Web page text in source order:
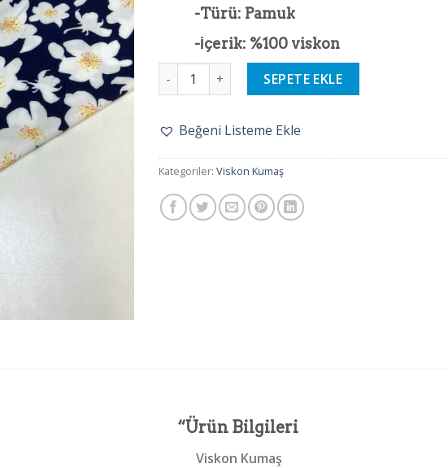
-Türü: Pamuk
-İçerik: %100 viskon
Blue Dream Viskon Kumaş adet
SEPETE EKLE
Beğeni Listeme Ekle
Kategoriler: Viskon Kumaş
“Ürün Bilgileri
Viskon Kumaş